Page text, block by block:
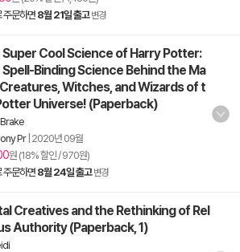
주문하면8월 21일 출고 변경
Super Cool Science of Harry Potter:
Spell-Binding Science Behind the Ma
Witches, and Wizards of t
Universe! (Paperback)
Pr 2020년 09월
원 (18% 할인 / 970원)
주문하면8월 24일 출고 변경
Creatives and the Rethinking of Rel
Authority (Paperback, 1)